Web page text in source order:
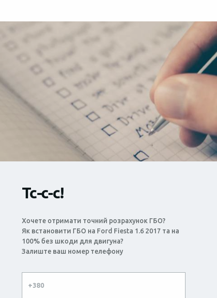
Тс-с-с!
Хочете отримати точний розрахунок ГБО?
Як встановити ГБО на Ford Fiesta 1.6 2017 та на
100% без шкоди для двигуна?
Залиште ваш номер телефону